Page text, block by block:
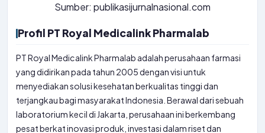
Sumber: publikasijurnalnasional.com
Profil PT Royal Medicalink Pharmalab
PT Royal Medicalink Pharmalab adalah perusahaan farmasi
yang didirikan pada tahun 2005 dengan visi untuk
menyediakan solusi kesehatan berkualitas tinggi dan
terjangkau bagi masyarakat Indonesia. Berawal dari sebuah
laboratorium kecil di Jakarta, perusahaan ini berkembang
pesat berkat inovasi produk, investasi dalam riset dan